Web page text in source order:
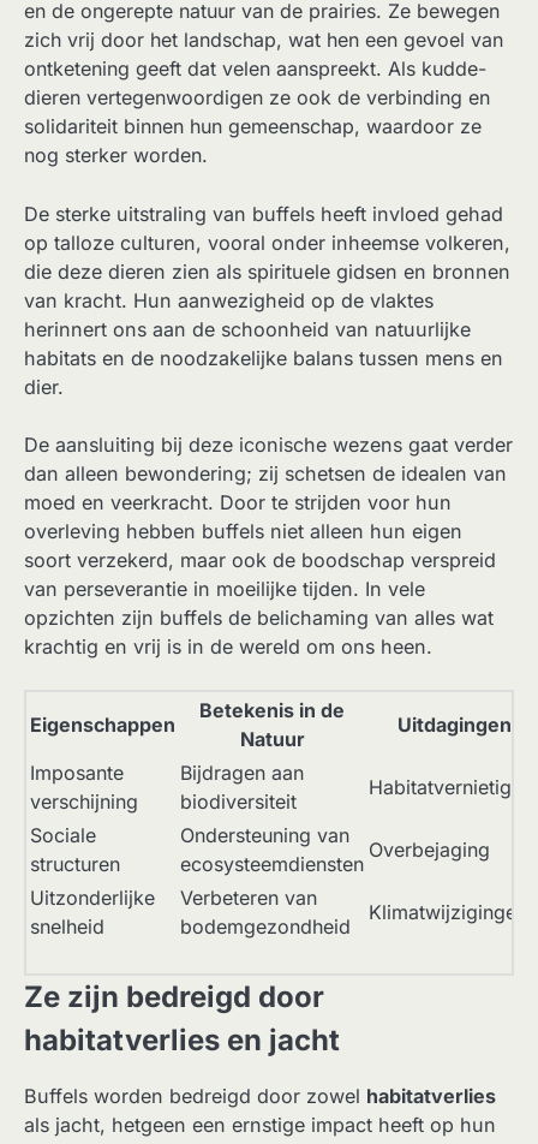
en de ongerepte natuur van de prairies. Ze bewegen
zich vrij door het landschap, wat hen een gevoel van
ontketening geeft dat velen aanspreekt. Als kudde-
dieren vertegenwoordigen ze ook de verbinding en
solidariteit binnen hun gemeenschap, waardoor ze
nog sterker worden.
De sterke uitstraling van buffels heeft invloed gehad
op talloze culturen, vooral onder inheemse volkeren,
die deze dieren zien als spirituele gidsen en bronnen
van kracht. Hun aanwezigheid op de vlaktes
herinnert ons aan de schoonheid van natuurlijke
habitats en de noodzakelijke balans tussen mens en
dier.
De aansluiting bij deze iconische wezens gaat verder
dan alleen bewondering; zij schetsen de idealen van
moed en veerkracht. Door te strijden voor hun
overleving hebben buffels niet alleen hun eigen
soort verzekerd, maar ook de boodschap verspreid
van perseverantie in moeilijke tijden. In vele
opzichten zijn buffels de belichaming van alles wat
krachtig en vrij is in de wereld om ons heen.
Eigenschappen
Betekenis in de
Natuur
Uitdagingen
Imposante
verschijning
Bijdragen aan
biodiversiteit
Habitatvernietiging
Sociale
structuren
Ondersteuning van
ecosysteemdiensten
Overbejaging
Uitzonderlijke
snelheid
Verbeteren van
bodemgezondheid
Klimatwijzigingen
Ze zijn bedreigd door
habitatverlies en jacht
Buffels worden bedreigd door zowel habitatverlies
als jacht, hetgeen een ernstige impact heeft op hun